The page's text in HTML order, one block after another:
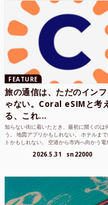
FEATURE
旅の通信は、ただのイン
ゃない。Coral eSIMと考え
る、これ...
知らない街に着いたとき、最初に開くのは
う。 地図アプリかもしれない。 ホテルま
トかもしれない。 空港から市内へ向かう電
2026.5.31 sn22000